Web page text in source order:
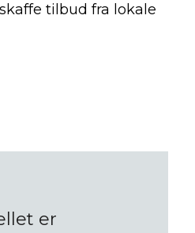
tilbud fra lokale
er